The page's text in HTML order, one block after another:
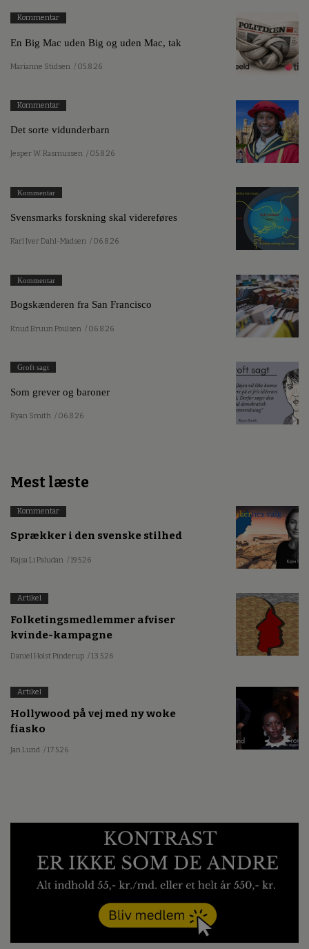
Kommentar
En Big Mac uden Big og uden Mac, tak
Marianne Stidsen / 05.8.26
Kommentar
Det sorte vidunderbarn
Jesper W. Rasmussen / 05.8.26
Kommentar
Svensmarks forskning skal videreføres
Karl Iver Dahl-Madsen / 06.8.26
Kommentar
Bogskænderen fra San Francisco
Knud Bruun Poulsen / 06.8.26
Groft sagt
Som grever og baroner
Ryan Smith / 06.8.26
Mest læste
Kommentar
Sprækker i den svenske stilhed
Kajsa Li Paludan / 19.5.26
Artikel
Folketingsmedlemmer afviser
kvinde-kampagne
Daniel Holst Pinderup / 13.5.26
Artikel
Hollywood på vej med ny woke
fiasko
Jan Lund / 17.5.26